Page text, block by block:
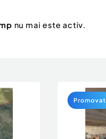
nu mai este activ.
Promovat